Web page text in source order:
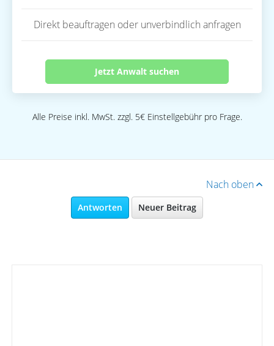
Direkt beauftragen oder unverbindlich anfragen
Jetzt Anwalt suchen
Alle Preise inkl. MwSt. zzgl. 5€ Einstellgebühr pro Frage.
Nach oben
Antworten Neuer Beitrag